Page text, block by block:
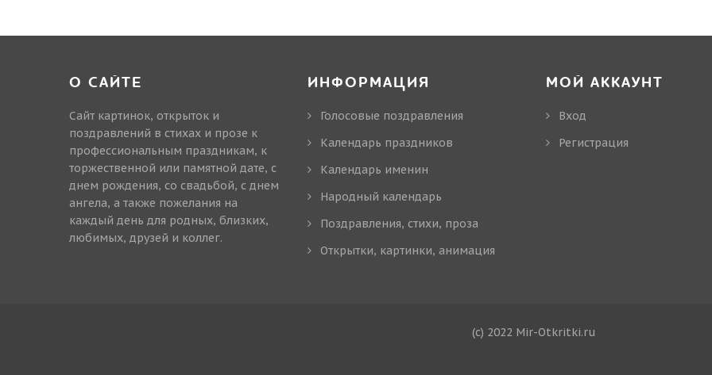
О САЙТЕ
Сайт картинок, открыток и
поздравлений в стихах и прозе к
профессиональным праздникам, к
торжественной или памятной дате, с
днем рождения, со свадьбой, с днем
ангела, а также пожелания на
каждый день для родных, близких,
любимых, друзей и коллег.
ИНФОРМАЦИЯ
Голосовые поздравления
Календарь праздников
Календарь именин
Народный календарь
Поздравления, стихи, проза
Открытки, картинки, анимация
МОЙ АККАУНТ
Вход
Регистрация
(c) 2022 Mir-Otkritki.ru